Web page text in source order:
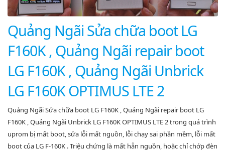
Quảng Ngãi Sửa chữa boot LG
F160K , Quảng Ngãi repair boot
LG F160K , Quảng Ngãi Unbrick
LG F160K OPTIMUS LTE 2
Quảng Ngãi Sửa chữa boot LG F160K , Quảng Ngãi repair boot LG
F160K , Quảng Ngãi Unbrick LG F160K OPTIMUS LTE 2 trong quá trình
uprom bị mất boot, sửa lỗi mất nguồn, lỗi chạy sai phần mềm, lỗi mất
boot của LG F-160K . Triệu chứng là mất hẳn nguồn, hoặc chỉ chớp đèn